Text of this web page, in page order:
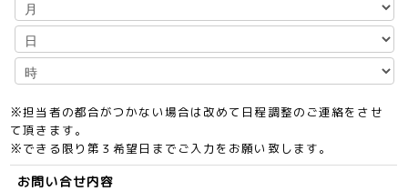
※担当者の都合がつかない場合は改めて日程調整のご連絡をさせ
て頂きます。
※できる限り第３希望日までご入力をお願い致します。
お問い合せ内容